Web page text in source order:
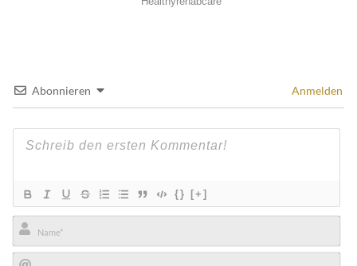
Abonnieren Anmelden
{} [+]
Name*